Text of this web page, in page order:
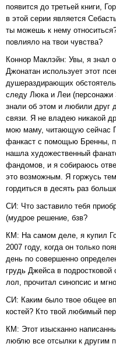
появится до третьей книги,
в этой серии является
ты можешь к нему
повлияло на твои чувства?
Коннор Маклэйн: Увы, я знал
Джонатан использует этот
душераздирающих
следу Люка и Леи (персонажи
знали об этом и любили друг
связи. Я не владею никакой
мою маму, читающую сейчас
фанкаст с помощью Бренны,
нашла художественный
фандомов, и я собираюсь
это возможным. Я горжусь
гордиться в десять раз
СИ: Что заставило тебя
(мудрое решение, бзв?
КМ: На самом деле, я купил
2007 году, когда он только
день по совершенно
грудь Джейса в подростковой
лол, прочитал синопсис и
СИ: Каким было твое общее
костей? Кто твой любимый
КМ: Этот изысканно
люблю все отсылки к другим